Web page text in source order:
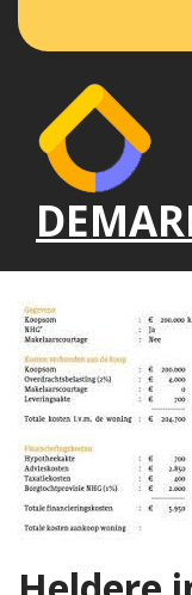
de